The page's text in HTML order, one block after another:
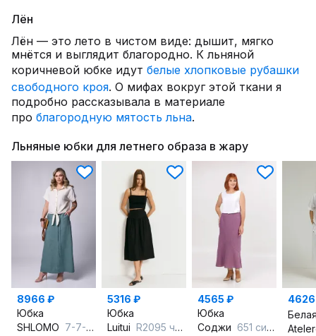
Лён
Лён — это лето в чистом виде: дышит, мягко
мнётся и выглядит благородно. К льняной
коричневой юбке идут белые хлопковые рубашки
свободного кроя. О мифах вокруг этой ткани я
подробно рассказывала в материале
про благородную мятость льна.
Льняные юбки для летнего образа в жару
8966 ₽
Юбка
SHLOMO 7-7-1588 морская_волна
5316 ₽
Юбка
Luitui R2095 черный
4565 ₽
Юбка
Соджи 651 сиреневый